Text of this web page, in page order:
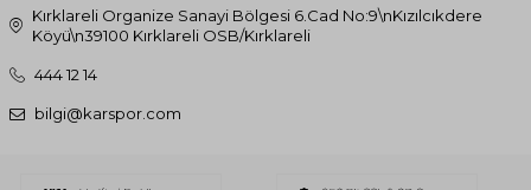
Kırklareli Organize Sanayi Bölgesi 6.Cad No:9\nKızılcıkdere
Köyü\n39100 Kırklareli OSB/Kırklareli
444 12 14
bilgi@karspor.com